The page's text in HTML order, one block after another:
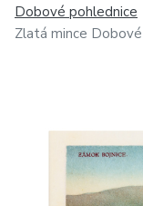
Dobové pohlednice
Zlatá mince